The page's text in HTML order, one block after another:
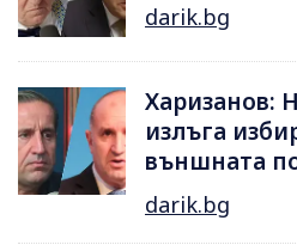
darik.bg
Харизанов:
излъга
външната
darik.bg